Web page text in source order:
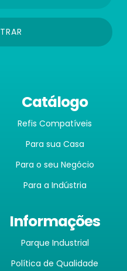
Catálogo
Refis Compatíveis
Para sua Casa
Para o seu Negócio
Para a Indústria
Informações
Parque Industrial
Política de Qualidade